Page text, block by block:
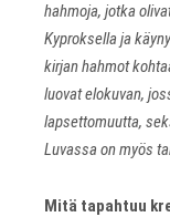
hahmoja, jotka
Kyproksella ja
kirjan hahmot
luovat elokuvan,
lapsettomuutta,
Luvassa on myös
Mitä tapahtuu